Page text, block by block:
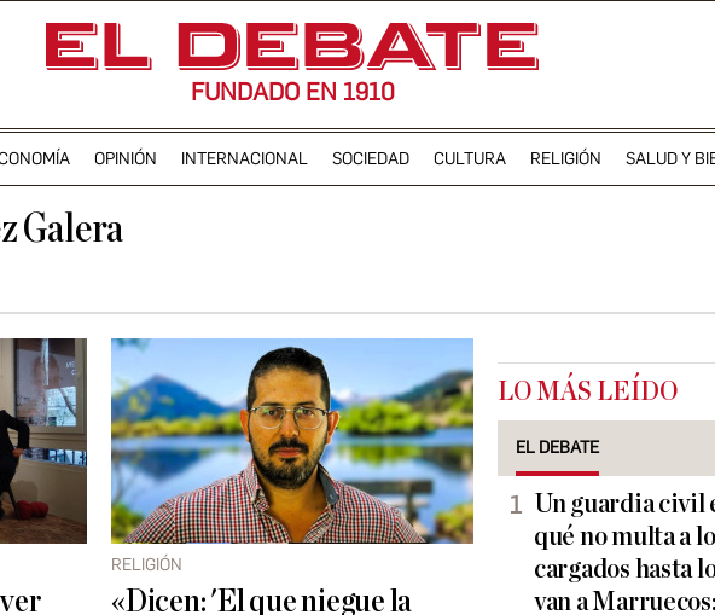
FUNDADO EN 1910
OPINIÓN INTERNACIONAL SOCIEDAD CULTURA RELIGIÓN SALUD Y
Galera
RELIGIÓN
«Dicen: 'El que niegue la
LO MÁS LEÍDO
EL DEBATE
Un guardia civil
qué no multa a
cargados hasta
van a